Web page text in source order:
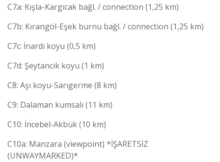
C7a: Kışla-Kargıcak bağl. / connection (1,25 km)
C7b: Kırangöl-Eşek burnu bağl. / connection (1,25 km)
C7c: İnardı koyu (0,5 km)
C7d: Şeytancık koyu (1 km)
C8: Aşı koyu-Sarıgerme (8 km)
C9: Dalaman kumsalı (11 km)
C10: İncebel-Akbük (10 km)
C10a: Manzara (viewpoint) *İŞARETSİZ
(UNWAYMARKED)*